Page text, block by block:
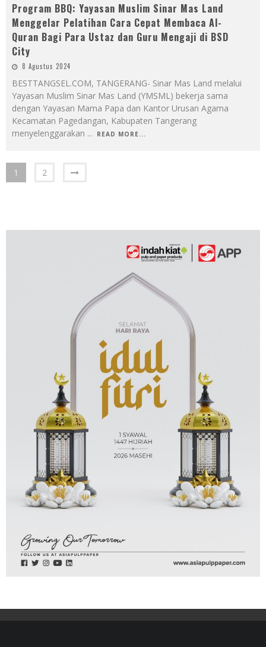
Program BBQ: Yayasan Muslim Sinar Mas Land
Menggelar Pelatihan Cara Cepat Membaca Al-
Quran Bagi Para Ustaz dan Guru Mengaji di BSD
City
8 Agustus 2024
BESTTANGSEL.COM, TANGERANG- Sinar Mas Land melalui
Yayasan Muslim Sinar Mas Land (YMSML) bekerja sama
dengan Yayasan Mama Papa dan Kantor Urusan Agama
Kecamatan Pagedangan, Kabupaten Tangerang
menyelenggarakan ... READ MORE...
1 2